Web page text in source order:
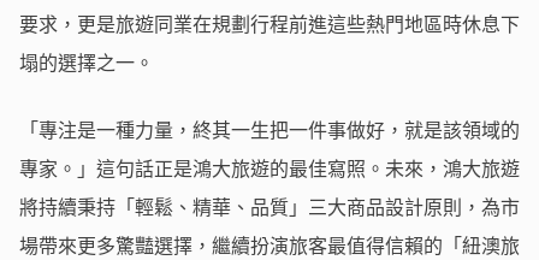
要求，更是旅遊同業在規劃行程前進這些熱門地區時休息下
塌的選擇之一。
「專注是一種力量，終其一生把一件事做好，就是該領域的
專家。」這句話正是鴻大旅遊的最佳寫照。未來，鴻大旅遊
將持續秉持「輕鬆、精華、品質」三大商品設計原則，為市
場帶來更多驚豔選擇，繼續扮演旅客最值得信賴的「紐澳旅